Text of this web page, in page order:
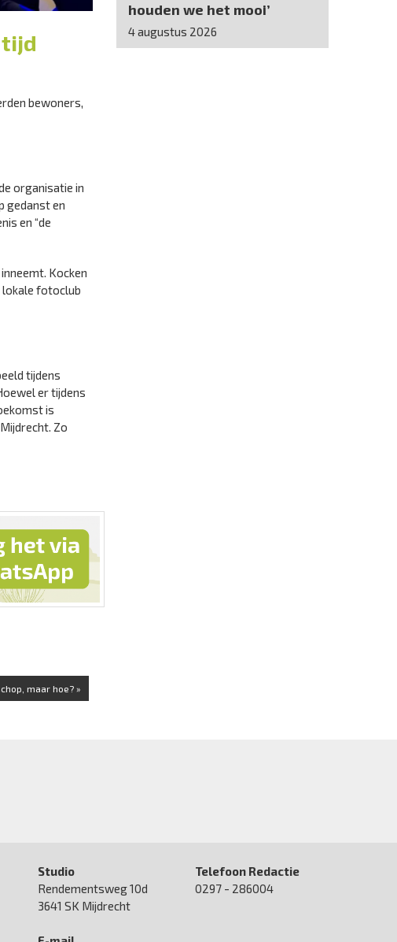
bewoners,
organisatie in
gedanst en
en “de
Kocken
lokale fotoclub
tijdens
er tijdens
is
Zo
maar hoe? »
houden we het mooi’
4 augustus 2026
Studio
Rendementsweg 10d
3641 SK Mijdrecht
Telefoon Redactie
0297 - 286004